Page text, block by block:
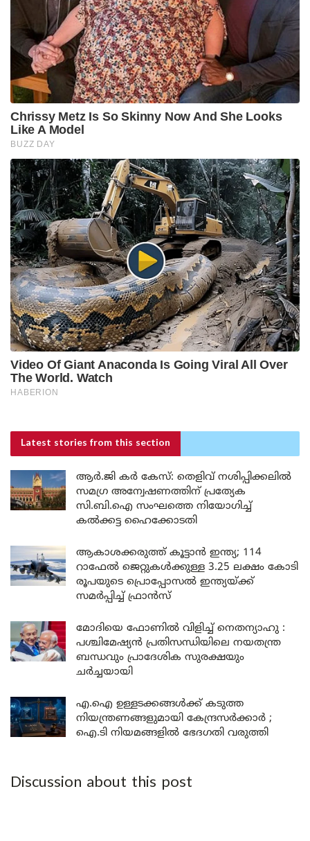
Latest stories from this section
ആർ.ജി കർ കേസ്: തെളിവ് നശിപ്പിക്കലിൽ
സമഗ്ര അന്വേഷണത്തിന് പ്രത്യേക
സി.ബി.ഐ സംഘത്തെ നിയോഗിച്ച്
കൽക്കട്ട ഹൈക്കോടതി
ആകാശക്കരുത്ത് കൂട്ടാൻ ഇന്ത്യ; 114
റാഫേൽ ജെറ്റുകൾക്കുള്ള 3.25 ലക്ഷം കോടി
രൂപയുടെ പ്രൊപ്പോസൽ ഇന്ത്യയ്ക്ക്
സമർപ്പിച്ച് ഫ്രാൻസ്
മോദിയെ ഫോണിൽ വിളിച്ച് നെതന്യാഹു :
പശ്ചിമേഷ്യൻ പ്രതിസന്ധിയിലെ നയതന്ത്ര
ബന്ധവും പ്രാദേശിക സുരക്ഷയും
ചർച്ചയായി
എ.ഐ ഉള്ളടക്കങ്ങൾക്ക് കടുത്ത
നിയന്ത്രണങ്ങളുമായി കേന്ദ്രസർക്കാർ ;
ഐ.ടി നിയമങ്ങളിൽ ഭേദഗതി വരുത്തി
Discussion about this post